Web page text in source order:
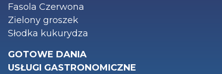
Fasola Czerwona
Zielony groszek
Słodka kukurydza
GOTOWE DANIA
USŁUGI GASTRONOMICZNE